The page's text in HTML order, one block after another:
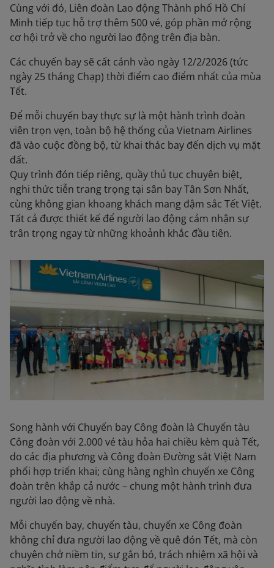
Cùng với đó, Liên đoàn Lao động Thành phố Hồ Chí
Minh tiếp tục hỗ trợ thêm 500 vé, góp phần mở rộng
cơ hội trở về cho người lao động trên địa bàn.
Các chuyến bay sẽ cất cánh vào ngày 12/2/2026 (tức
ngày 25 tháng Chạp) thời điểm cao điểm nhất của mùa
Tết.
Để mỗi chuyến bay thực sự là một hành trình đoàn
viên trọn vẹn, toàn bộ hệ thống của Vietnam Airlines
đã vào cuộc đồng bộ, từ khai thác bay đến dịch vụ mặt
đất.
Quy trình đón tiếp riêng, quầy thủ tục chuyên biệt,
nghi thức tiễn trang trọng tại sân bay Tân Sơn Nhất,
cùng không gian khoang khách mang đậm sắc Tết Việt.
Tất cả được thiết kế để người lao động cảm nhận sự
trân trọng ngay từ những khoảnh khắc đầu tiên.
Song hành với Chuyến bay Công đoàn là Chuyến tàu
Công đoàn với 2.000 vé tàu hỏa hai chiều kèm quà Tết,
do các địa phương và Công đoàn Đường sắt Việt Nam
phối hợp triển khai; cùng hàng nghìn chuyến xe Công
đoàn trên khắp cả nước – chung một hành trình đưa
người lao động về nhà.
Mỗi chuyến bay, chuyến tàu, chuyến xe Công đoàn
không chỉ đưa người lao động về quê đón Tết, mà còn
chuyên chở niềm tin, sự gắn bó, trách nhiệm xã hội và